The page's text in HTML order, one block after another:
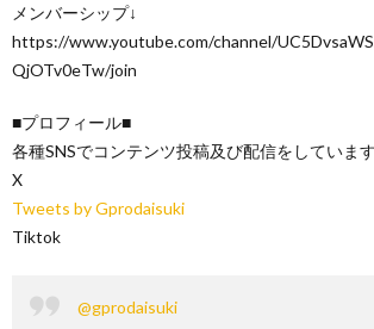
メンバーシップ↓
https://www.youtube.com/channel/
QjOTv0eTw/join
■プロフィール■
各種SNSでコンテンツ投稿及び配信をしています
X
Tweets by Gprodaisuki
Tiktok
@gprodaisuki